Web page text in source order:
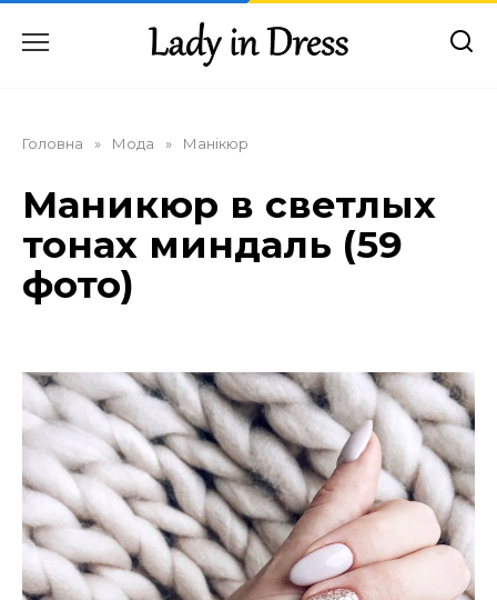
до
Головна » Мода » Манікюр
Маникюр в светлых
тонах миндаль (59
фото)